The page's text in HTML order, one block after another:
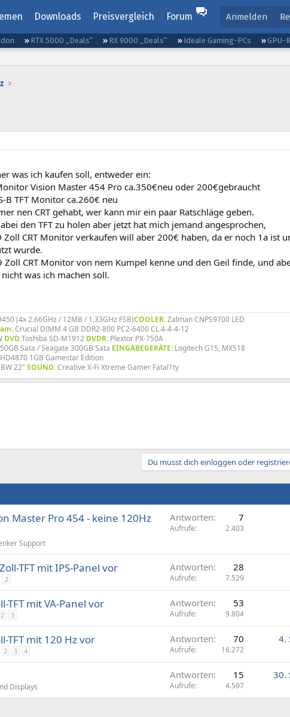
Downloads Preisvergleich Forum Anmelden
RTX 5000 „Deals“ RX 9000 „Deals“ Ideale Gaming-PCs GPU-
was ich kaufen soll, entweder ein:
Vision Master 454 Pro ca.350€neu oder 200€gebraucht
B TFT Monitor ca.260€ neu
nen CRT gehabt, wer kann mir ein paar Ratschläge geben.
den TFT zu holen aber jetzt hat mich jemand angesprochen,
Zoll CRT Monitor verkaufen will aber 200€ haben, da er noch 1a ist
wurde.
Zoll CRT Monitor von nem Kumpel kenne und den Geil finde, und
was ich machen soll.
(4x 2.66GHz / 12MB / 1.33GHz FSB)COOLER:Zalman CNPS9700 LED
Crucial DIMM 4 GB DDR2-800 PC2-6400 CL.4-4-4-12
DVD:Toshiba SD-M1912 DVDR: Plextor PX-750A
Sata / Seagate 300GB Sata EINGABEGERÄTE: Logitech G15, MX518
1GB Gamestar Edition
22" SOUND:Creative X-Fi Xtreme Gamer Fatal1ty
Du musst dich einloggen oder
Master Pro 454 - keine 120Hz
Support
Antworten 7
Aufrufe 2.403
TFT mit IPS-Panel vor
2
Antworten 28
Aufrufe 7.529
mit VA-Panel vor
2 3
Antworten 53
Aufrufe 9.804
TFT mit 120 Hz vor
2 3 4
Antworten 70
Aufrufe 16.272
4.
Displays
Antworten 15
Aufrufe 4.597
30.